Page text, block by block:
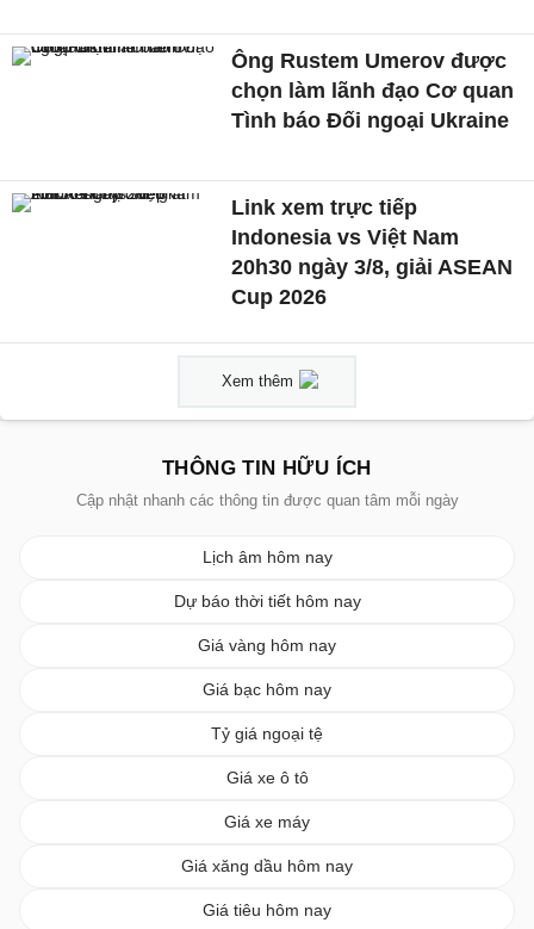
Ông Rustem Umerov được
chọn làm lãnh đạo Cơ quan
Tình báo Đối ngoại Ukraine
Link xem trực tiếp
Indonesia vs Việt Nam
20h30 ngày 3/8, giải ASEAN
Cup 2026
Xem thêm
THÔNG TIN HỮU ÍCH
Cập nhật nhanh các thông tin được quan tâm mỗi ngày
Lịch âm hôm nay
Dự báo thời tiết hôm nay
Giá vàng hôm nay
Giá bạc hôm nay
Tỷ giá ngoại tệ
Giá xe ô tô
Giá xe máy
Giá xăng dầu hôm nay
Giá tiêu hôm nay